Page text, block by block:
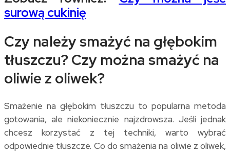
surową cukinię
Czy należy smażyć na głębokim
tłuszczu? Czy można smażyć na
oliwie z oliwek?
Smażenie na głębokim tłuszczu to popularna metoda
gotowania, ale niekoniecznie najzdrowsza. Jeśli jednak
chcesz korzystać z tej techniki, warto wybrać
odpowiednie tłuszcze. Co do smażenia na oliwie z oliwek,